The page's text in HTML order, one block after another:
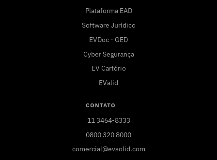
Plataforma EAD
Software Jurídico
EVDoc - GED
Cyber Segurança
EV Cartório
EValid
CONTATO
11 3464-8333
0800 320 8000
comercial@evsolid.com